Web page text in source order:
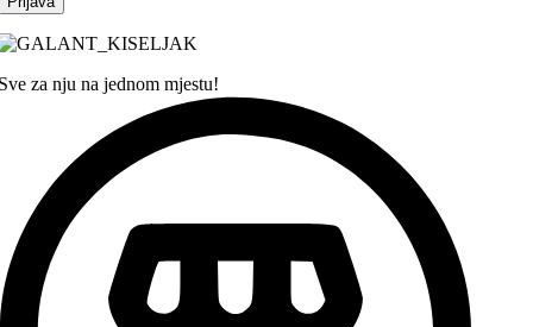
za nju na jednom mjestu!